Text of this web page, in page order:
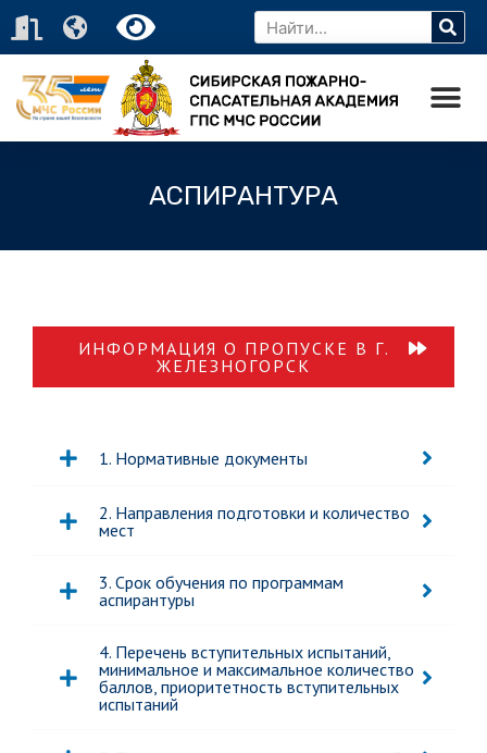
АСПИРАНТУРА
ИНФОРМАЦИЯ О ПРОПУСКЕ В Г.
ЖЕЛЕЗНОГОРСК
1. Нормативные документы
2. Направления подготовки и количество
мест
3. Срок обучения по программам
аспирантуры
4. Перечень вступительных испытаний,
минимальное и максимальное количество
баллов, приоритетность вступительных
испытаний